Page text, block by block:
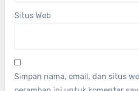
Situs Web
Simpan nama, email, dan situs